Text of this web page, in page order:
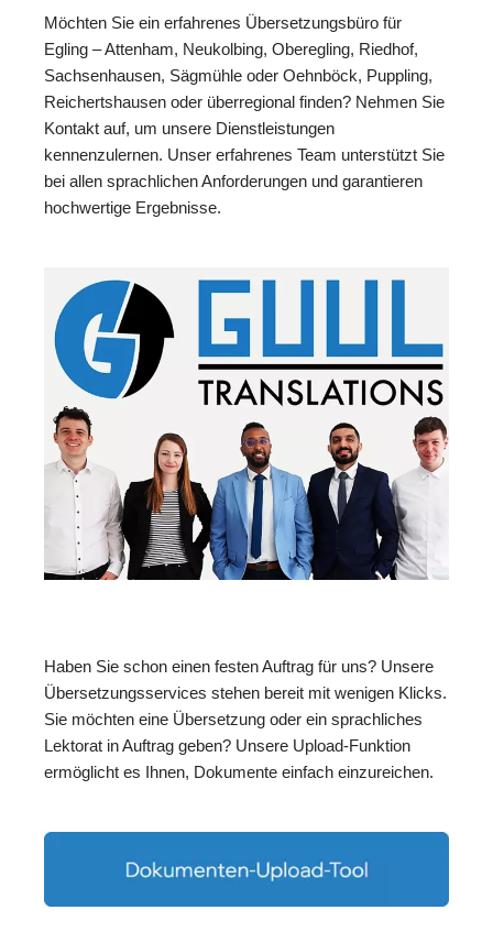
Möchten Sie ein erfahrenes Übersetzungsbüro für
Egling – Attenham, Neukolbing, Oberegling, Riedhof,
Sachsenhausen, Sägmühle oder Oehnböck, Puppling,
Reichertshausen oder überregional finden? Nehmen Sie
Kontakt auf, um unsere Dienstleistungen
kennenzulernen. Unser erfahrenes Team unterstützt Sie
bei allen sprachlichen Anforderungen und garantieren
hochwertige Ergebnisse.
Haben Sie schon einen festen Auftrag für uns? Unsere
Übersetzungsservices stehen bereit mit wenigen Klicks.
Sie möchten eine Übersetzung oder ein sprachliches
Lektorat in Auftrag geben? Unsere Upload-Funktion
ermöglicht es Ihnen, Dokumente einfach einzureichen.